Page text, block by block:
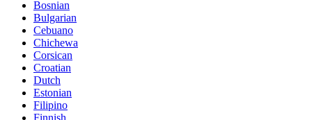
Bosnian
Bulgarian
Cebuano
Chichewa
Corsican
Croatian
Dutch
Estonian
Filipino
Finnish